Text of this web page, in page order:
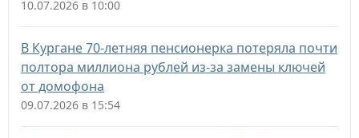
10.07.2026 в 10:00
В Кургане 70-летняя пенсионерка потеряла почти
полтора миллиона рублей из-за замены ключей
от домофона
09.07.2026 в 15:54